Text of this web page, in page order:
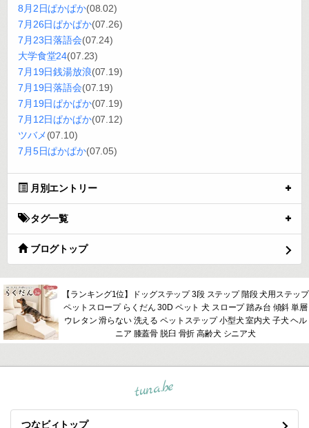
8月2日ぱかぱか(08.02)
7月26日ぱかぱか(07.26)
7月23日落語会(07.24)
大学食堂24(07.23)
7月19日銭湯放浪(07.19)
7月19日落語会(07.19)
7月19日ぱかぱか(07.19)
7月12日ぱかぱか(07.12)
ツバメ(07.10)
7月5日ぱかぱか(07.05)
月別エントリー
タグ一覧
ブログトップ
【ランキング1位】ドッグステップ 3段 ステップ 階段 犬用ステップ
ペットスロープ らくだん 30D ペット 犬 スロープ 踏み台 傾斜 単層
ウレタン 滑らない 洗える ペットステップ 小型犬 室内犬 子犬 ヘル
ニア 膝蓋骨 脱臼 骨折 高齢犬 シニア犬
tuna.be
つなビィトップ